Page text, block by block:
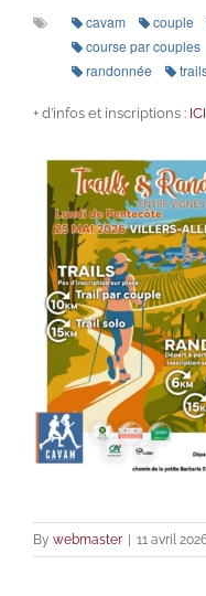
cavam couple
course par couples
randonnée
+ d’infos et inscriptions : ICI
By webmaster | 11 avril